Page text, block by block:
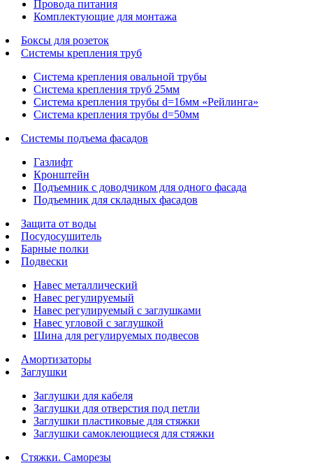
Провода питания
Комплектующие для монтажа
Боксы для розеток
Системы крепления труб
Система крепления овальной трубы
Система крепления труб 25мм
Система крепления трубы d=16мм «Рейлинга»
Система крепления трубы d=50мм
Системы подъема фасадов
Газлифт
Кронштейн
Подъемник с доводчиком для одного фасада
Подъемник для складных фасадов
Защита от воды
Посудосушитель
Барные полки
Подвески
Навес металлический
Навес регулируемый
Навес регулируемый с заглушками
Навес угловой с заглушкой
Шина для регулируемых подвесов
Амортизаторы
Заглушки
Заглушки для кабеля
Заглушки для отверстия под петли
Заглушки пластиковые для стяжки
Заглушки самоклеющиеся для стяжки
Стяжки. Саморезы